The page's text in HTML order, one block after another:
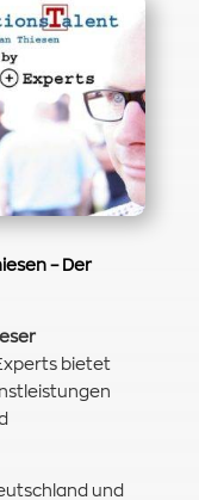
– Der
bietet
und